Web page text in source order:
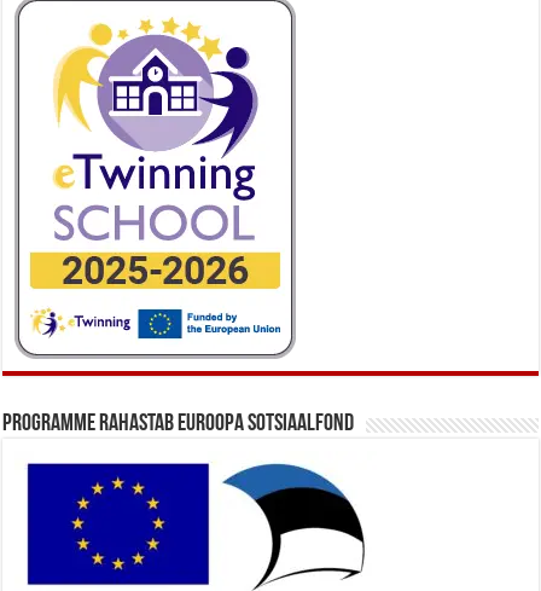
Programme rahastab Euroopa Sotsiaalfond